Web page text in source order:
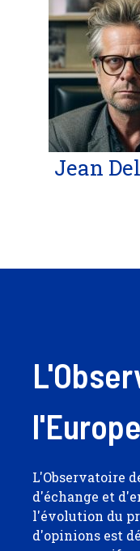
Jean
l'Europe
L'Observatoire
d'échange et
l'évolution du
d'opinions est